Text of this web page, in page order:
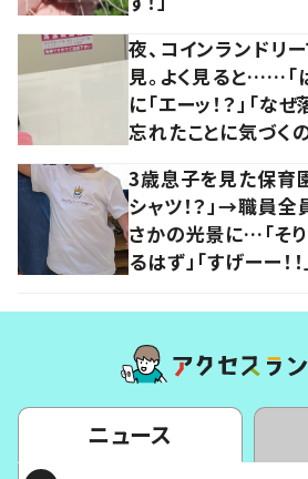
夜、コインランドリ
見。よく見ると……「
に「エーッ！？」「な
忘れたことに気づくの
3歳息子を見た保育
シャツ！？」→職員
さかの光景に…「そ
るはず」「すげーー！！
ニュース